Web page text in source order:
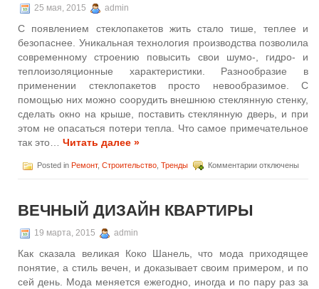
25 мая, 2015 admin
С появлением стеклопакетов жить стало тише, теплее и
безопаснее. Уникальная технология производства позволила
современному строению повысить свои шумо-, гидро- и
теплоизоляционные характеристики. Разнообразие в
применении стеклопакетов просто невообразимое. С
помощью них можно соорудить внешнюю стеклянную стенку,
сделать окно на крыше, поставить стеклянную дверь, и при
этом не опасаться потери тепла. Что самое примечательное
так это… Читать далее »
Posted in Ремонт, Строительство Тренды Комментариикотключены
ВЕЧНЫЙ ДИЗАЙН КВАРТИРЫ
19 марта, 2015 admin
Как сказала великая Коко Шанель, что мода приходящее
понятие, а стиль вечен, и доказывает своим примером, и по
сей день. Мода меняется ежегодно, иногда и по пару раз за